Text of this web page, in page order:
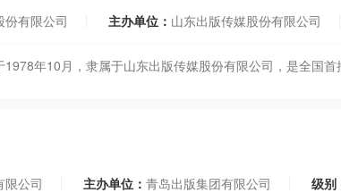
份有限公司 主办单位： 山东出版传媒股份有限公司
年10月，隶属于山东出版传媒股份有限公司，是全国
限公司 主办单位： 青岛出版集团有限公司 级别